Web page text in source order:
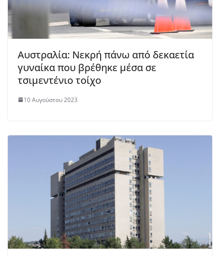
Αυστραλία: Νεκρή πάνω από δεκαετία
γυναίκα που βρέθηκε μέσα σε
τσιμεντένιο τοίχο
10 Αυγούστου 2023